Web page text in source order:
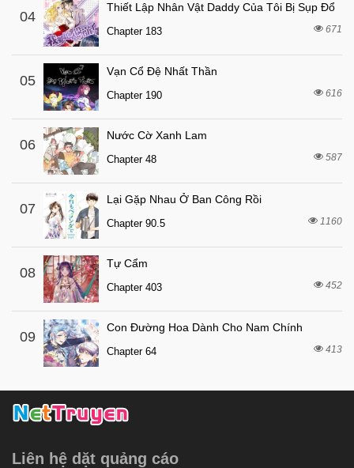
Chapter 40 6 tháng trước
Chapter 39
Chapter 38 6 tháng trước
Chapter 37
Chapter 36 6 tháng trước
Chapter 35
Chapter 34
Chapter 33 6 tháng trước
Chapter 32
Chapter 31 8 tháng trước
Chapter 30
Chapter 29
Chapter 28 8 tháng trước
Chapter 27
Chapter 25
Chapter 23 8 tháng trước
04
Thiết Lập Nhân Vật Daddy Của Tôi Bị Sụp Đổ
Chapter 183 671
05
Vạn Cổ Đệ Nhất Thần
Chapter 190 616
06
Nước Cờ Xanh Lam
Chapter 48 587
07
Lại Gặp Nhau Ở Ban Công Rồi
Chapter 90.5 1160
08
Tự Cẩm
Chapter 403 452
09
Con Đường Hoa Dành Cho Nam Chính
Chapter 64 413
Liên hệ dặt quảng cáo